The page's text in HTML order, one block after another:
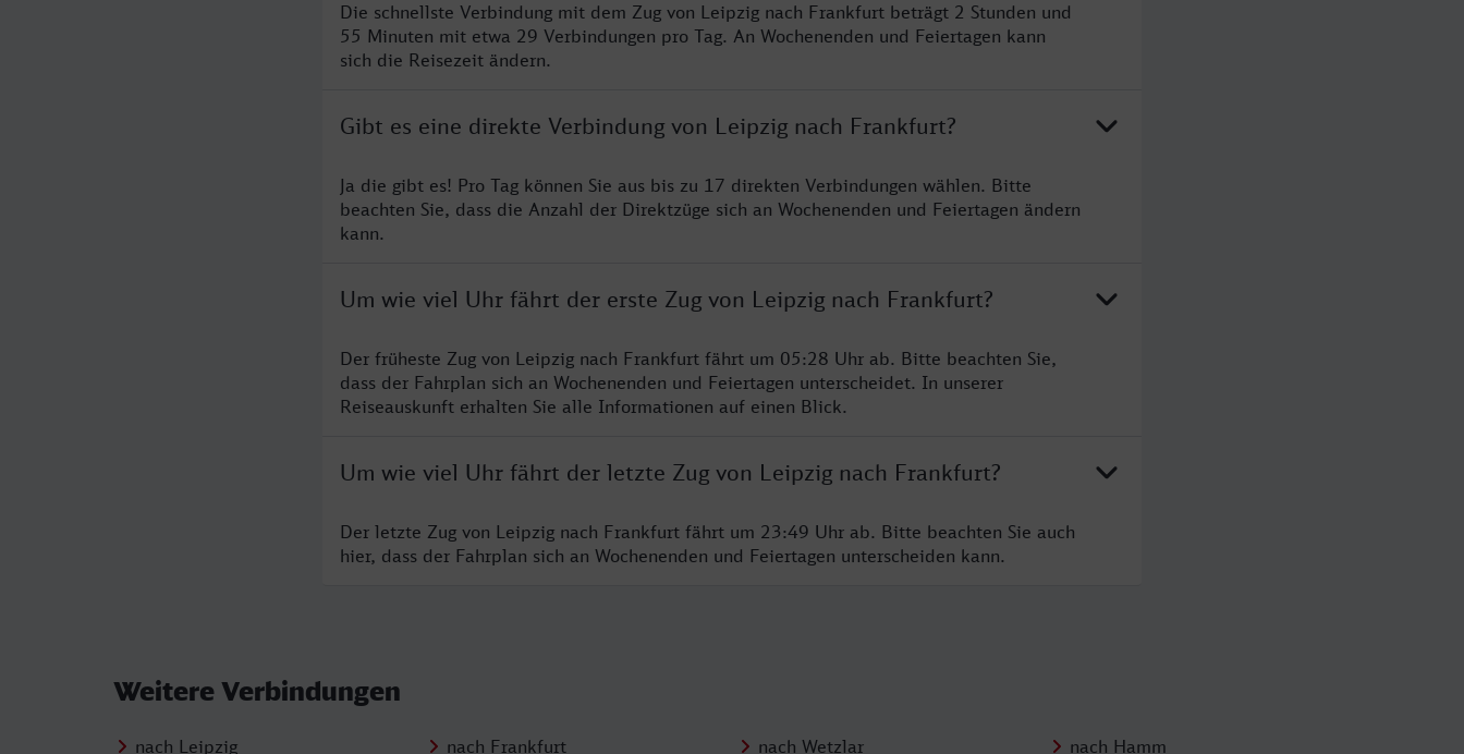
Die schnellste Verbindung mit dem Zug von Leipzig nach Frankfurt beträgt 2 Stunden und
55 Minuten mit etwa 29 Verbindungen pro Tag. An Wochenenden und Feiertagen kann
sich die Reisezeit ändern.
Gibt es eine direkte Verbindung von Leipzig nach Frankfurt?
Ja die gibt es! Pro Tag können Sie aus bis zu 17 direkten Verbindungen wählen. Bitte
beachten Sie, dass die Anzahl der Direktzüge sich an Wochenenden und Feiertagen ändern
kann.
Um wie viel Uhr fährt der erste Zug von Leipzig nach Frankfurt?
Der früheste Zug von Leipzig nach Frankfurt fährt um 05:28 Uhr ab. Bitte beachten Sie,
dass der Fahrplan sich an Wochenenden und Feiertagen unterscheidet. In unserer
Reiseauskunft erhalten Sie alle Informationen auf einen Blick.
Um wie viel Uhr fährt der letzte Zug von Leipzig nach Frankfurt?
Der letzte Zug von Leipzig nach Frankfurt fährt um 23:49 Uhr ab. Bitte beachten Sie auch
hier, dass der Fahrplan sich an Wochenenden und Feiertagen unterscheiden kann.
Weitere Verbindungen
nach Leipzig nach Frankfurt nach Wetzlar nach Hamm